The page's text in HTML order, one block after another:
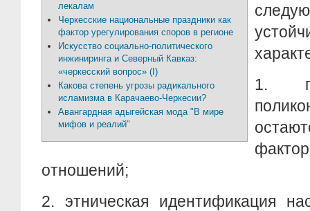
лекалам
Черкесские национальные праздники как
фактор урегулирования споров в регионе
Искусство социально-политического
инжиниринга и Северный Кавказ:
«черкесский вопрос» (I)
Какова степень угрозы радикального
исламизма в Карачаево-Черкесии?
Авангардная адыгейская мода "В мире
мифов и реалий"
1.
отношений;
2.
этническая идентификация